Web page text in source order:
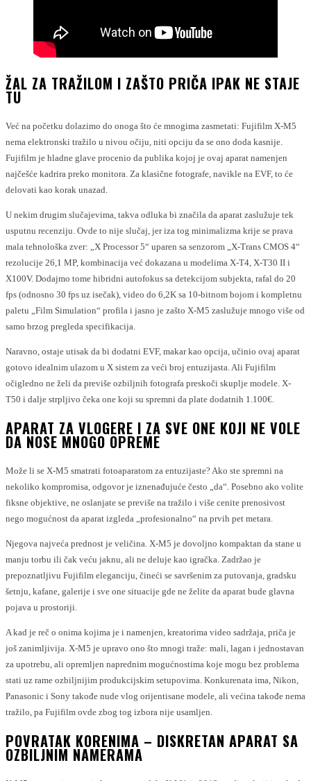
ŽAL ZA TRAŽILOM I ZAŠTO PRIČA IPAK NE STAJE
TU
Već na početku dolazimo do onoga što će mnogima zasmetati: Fujifilm X-M5
nema elektronski tražilo u nivou očiju, niti opciju da se ono doda kasnije.
Fujifilm je hladne glave procenio da publika kojoj je ovaj aparat namenjen
najčešće kadrira preko monitora. Za klasične fotografe, navikle na EVF, to će
delovati kao korak unazad.
U nekim drugim slučajevima, takva odluka bi značila da aparat zaslužuje tek
usputnu recenziju. Ovde to nije slučaj, jer iza tog minimalizma krije se prava
mala tehnološka zver: „X Processor 5“ uparen sa senzorom „X-Trans CMOS 4“
rezolucije 26,1 MP, kombinacija već dokazana u modelima X-T4, X-T30 II i
X100V. Dodajmo tome hibridni autofokus sa detekcijom subjekta, rafal do 20
fps (odnosno 30 fps uz isečak), video do 6,2K sa 10-bitnom bojom i kompletnu
paletu „Film Simulation“ profila i jasno je zašto X-M5 zaslužuje mnogo više od
samo brzog pregleda specifikacija.
Naravno, ostaje utisak da bi dodatni EVF, makar kao opcija, učinio ovaj aparat
gotovo idealnim ulazom u X sistem za veći broj entuzijasta. Ali Fujifilm
očigledno ne želi da previše ozbiljnih fotografa preskoči skuplje modele. X-
T50 i dalje strpljivo čeka one koji su spremni da plate dodatnih 1.100€.
APARAT ZA VLOGERE I ZA SVE ONE KOJI NE VOLE
DA NOSE MNOGO OPREME
Može li se X-M5 smatrati fotoaparatom za entuzijaste? Ako ste spremni na
nekoliko kompromisa, odgovor je iznenađujuće često „da“. Posebno ako volite
fiksne objektive, ne oslanjate se previše na tražilo i više cenite prenosivost
nego mogućnost da aparat izgleda „profesionalno“ na prvih pet metara.
Njegova najveća prednost je veličina. X-M5 je dovoljno kompaktan da stane u
manju torbu ili čak veću jaknu, ali ne deluje kao igračka. Zadržao je
prepoznatljivu Fujifilm eleganciju, čineći se savršenim za putovanja, gradsku
šetnju, kafane, galerije i sve one situacije gde ne želite da aparat bude glavna
pojava u prostoriji.
A kad je reč o onima kojima je i namenjen, kreatorima video sadržaja, priča je
još zanimljivija. X-M5 je upravo ono što mnogi traže: mali, lagan i jednostavan
za upotrebu, ali opremljen naprednim mogućnostima koje mogu bez problema
stati uz rame ozbiljnijim produkcijskim setupovima. Konkurenata ima, Nikon,
Panasonic i Sony takođe nude vlog orijentisane modele, ali većina takođe nema
tražilo, pa Fujifilm ovde zbog tog izbora nije usamljen.
POVRATAK KORENIMA – DISKRETAN APARAT SA
OZBILJNIM NAMERAMA